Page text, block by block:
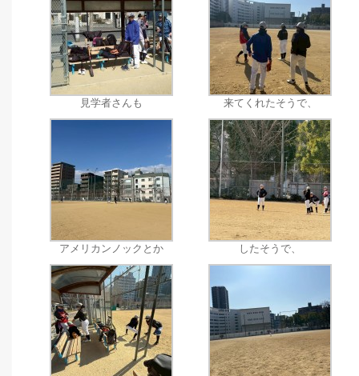
見学者さんも 来てくれたそうで、
アメリカンノックとか したそうで、